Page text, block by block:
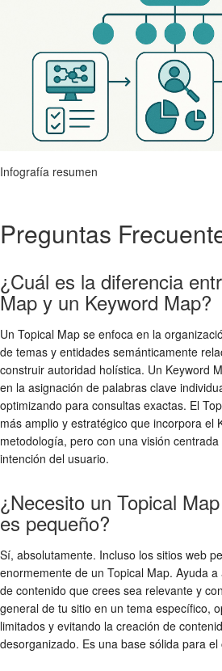
Infografía resumen
Preguntas
¿Cuál es la diferencia
Map y un Keyword Map?
Un Topical Map se enfoca en la
de temas y entidades semánticamente
construir autoridad holística. Un Keyword
en la asignación de palabras clave
optimizando para consultas exactas. El
más amplio y estratégico que incorpora el
metodología, pero con una visión
intención del usuario.
¿Necesito un Topical
es pequeño?
Sí, absolutamente. Incluso los sitios web
enormemente de un Topical Map. Ayuda
de contenido que crees sea relevante y
general de tu sitio en un tema específico,
limitados y evitando la creación de
desorganizado. Es una base sólida para